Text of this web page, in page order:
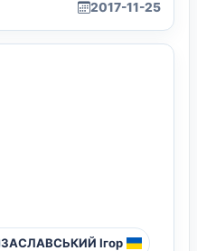
2017-11-25
ЗАСЛАВСЬКИЙ Ігор